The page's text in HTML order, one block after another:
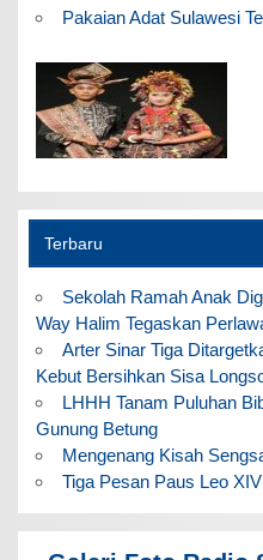
Pakaian Adat Sulawesi
Terbaru
Sekolah Ramah Anak
Way Halim Tegaskan
Arter Sinar Tiga
Kebut Bersihkan Sisa
LHHH Tanam Puluhan
Gunung Betung
Mengenang Kisah
Tiga Pesan Paus Leo